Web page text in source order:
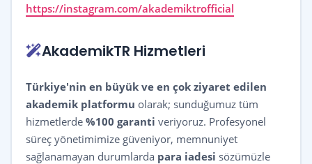
https://instagram.com/akademiktrofficial
AkademikTR Hizmetleri
Türkiye'nin en büyük ve en çok ziyaret edilen
akademik platformu olarak; sunduğumuz tüm
hizmetlerde %100 garanti veriyoruz. Profesyonel
süreç yönetimimize güveniyor, memnuniyet
sağlanamayan durumlarda para iadesi sözümüzle